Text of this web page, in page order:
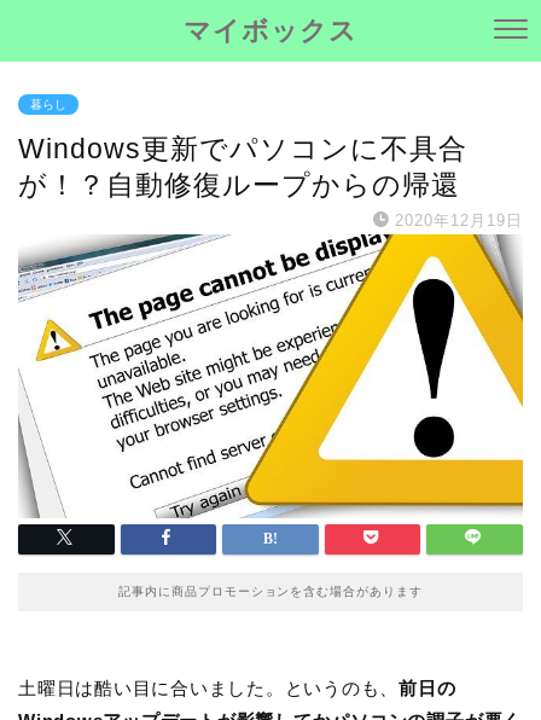
マイボックス
暮らし
Windows更新でパソコンに不具合
が！？自動修復ループからの帰還
2020年12月19日
記事内に商品プロモーションを含む場合があります
土曜日は酷い目に合いました。というのも、前日の